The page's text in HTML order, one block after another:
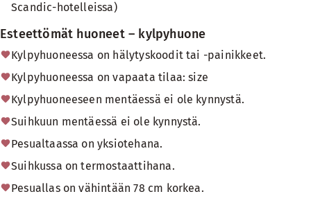
Scandic-hotelleissa)
Esteettömät huoneet – kylpyhuone
Kylpyhuoneessa on hälytyskoodit tai -painikkeet.
Kylpyhuoneessa on vapaata tilaa: size
Kylpyhuoneeseen mentäessä ei ole kynnystä.
Suihkuun mentäessä ei ole kynnystä.
Pesualtaassa on yksiotehana.
Suihkussa on termostaattihana.
Pesuallas on vähintään 78 cm korkea.